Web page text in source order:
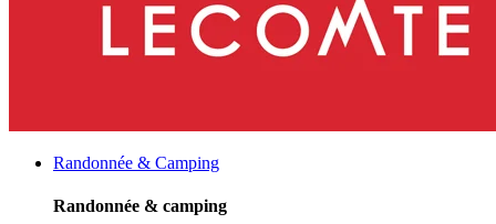
Randonnée & Camping
Randonnée & camping